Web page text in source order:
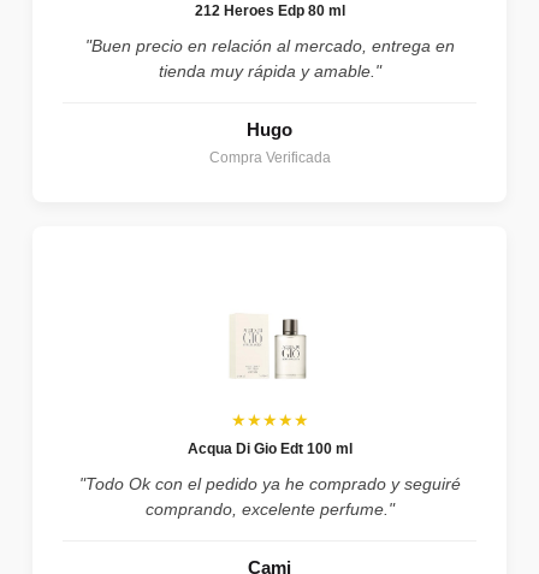
212 Heroes Edp 80 ml
"Buen precio en relación al mercado, entrega en
tienda muy rápida y amable."
Hugo
Compra Verificada
★★★★★
Acqua Di Gio Edt 100 ml
"Todo Ok con el pedido ya he comprado y seguiré
comprando, excelente perfume."
Cami